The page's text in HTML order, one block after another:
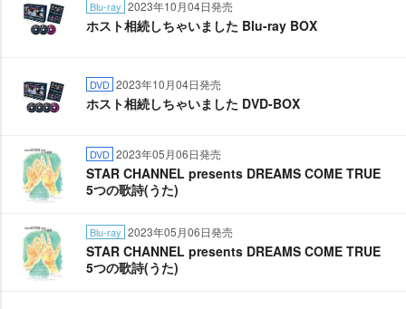
Blu-ray 2023年10月04日発売
ホスト相続しちゃいました Blu-ray BOX
DVD 2023年10月04日発売
ホスト相続しちゃいました DVD-BOX
DVD 2023年05月06日発売
STAR CHANNEL presents DREAMS COME TRUE
5つの歌詩(うた)
Blu-ray 2023年05月06日発売
STAR CHANNEL presents DREAMS COME TRUE
5つの歌詩(うた)